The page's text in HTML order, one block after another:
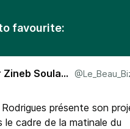
favourite:
Le Beau Bizarre par Zineb Soulaimani
présente son
le cadre de la matinale du